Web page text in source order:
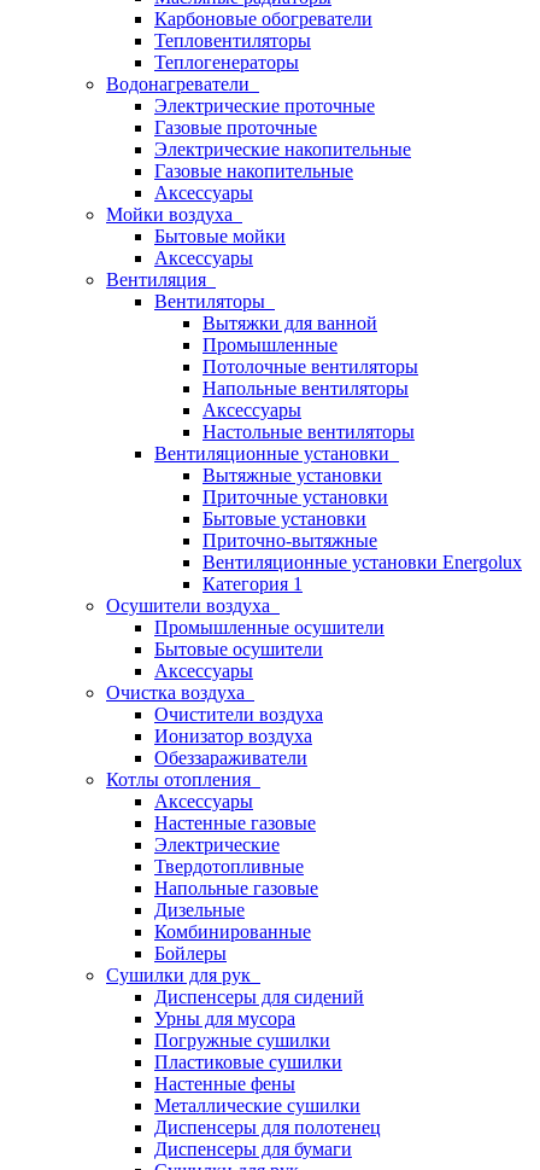
Карбоновые обогреватели
Тепловентиляторы
Теплогенераторы
Водонагреватели
Электрические проточные
Газовые проточные
Электрические накопительные
Газовые накопительные
Аксессуары
Мойки воздуха
Бытовые мойки
Аксессуары
Вентиляция
Вентиляторы
Вытяжки для ванной
Промышленные
Потолочные вентиляторы
Напольные вентиляторы
Аксессуары
Настольные вентиляторы
Вентиляционные установки
Вытяжные установки
Приточные установки
Бытовые установки
Приточно-вытяжные
Вентиляционные установки Energolux
Категория 1
Осушители воздуха
Промышленные осушители
Бытовые осушители
Аксессуары
Очистка воздуха
Очистители воздуха
Ионизатор воздуха
Обеззараживатели
Котлы отопления
Аксессуары
Настенные газовые
Электрические
Твердотопливные
Напольные газовые
Дизельные
Комбинированные
Бойлеры
Сушилки для рук
Диспенсеры для сидений
Урны для мусора
Погружные сушилки
Пластиковые сушилки
Настенные фены
Металлические сушилки
Диспенсеры для полотенец
Диспенсеры для бумаги